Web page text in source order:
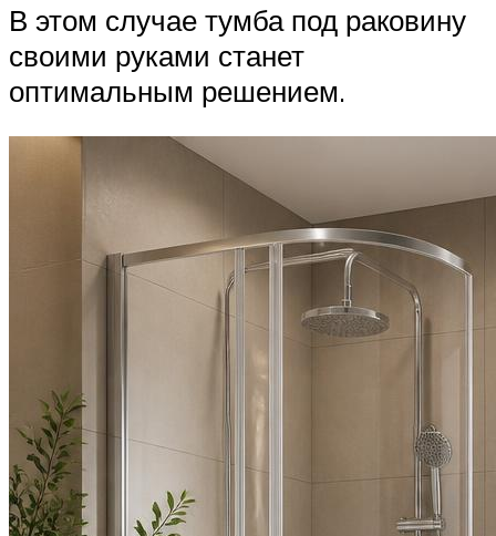
В этом случае тумба под раковину
своими руками станет
оптимальным решением.